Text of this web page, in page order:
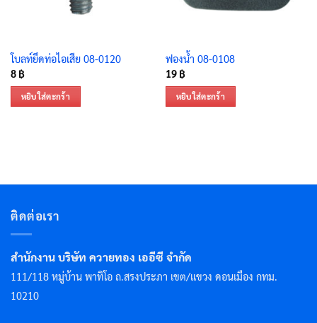
โบลท์ยึดท่อไอเสีย 08-0120
8 ฿
หยิบใส่ตะกร้า
ฟองน้ำ 08-0108
19 ฿
หยิบใส่ตะกร้า
ติดต่อเรา
สำนักงาน บริษัท ควายทอง เออีซี จำกัด
111/118 หมู่บ้าน พาทิโอ ถ.สรงประภา เขต/แขวง ดอนเมือง กทม.
10210